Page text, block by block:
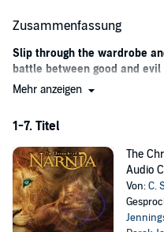
Zusammenfassung
Slip through the wardrobe
battle between good and
novels.
of creatures marvelous and
—but it's not without darkness.
introduced to Narnia's birth
illustrious history, and follow
magical land. Throughout the
find themselves slipping away
Mehr anzeigen
1-7. Titel
The
Audio
Von:C.